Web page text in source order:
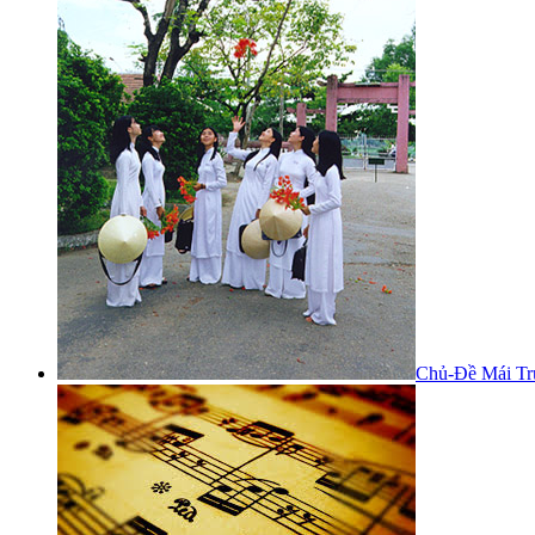
Chủ-Đề Mái